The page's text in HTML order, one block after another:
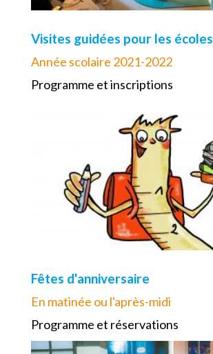
Visites guidées pour les écoles
Année scolaire 2021-2022
Programme et inscriptions
Fêtes d'anniversaire
En matinée ou l'après-midi
Programme et réservations